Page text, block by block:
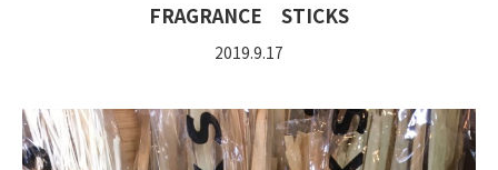
FRAGRANCE STICKS
2019.9.17